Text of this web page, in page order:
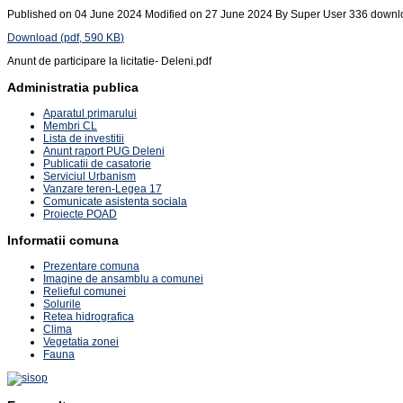
Published on 04 June 2024 Modified on 27 June 2024 By Super User 336
Download (pdf, 590 KB)
Anunt de participare la licitatie- Deleni.pdf
Administratia publica
Aparatul primarului
Membri CL
Lista de investitii
Anunt raport PUG Deleni
Publicatii de casatorie
Serviciul Urbanism
Vanzare teren-Legea 17
Comunicate asistenta sociala
Proiecte POAD
Informatii comuna
Prezentare comuna
Imagine de ansamblu a comunei
Relieful comunei
Solurile
Retea hidrografica
Clima
Vegetatia zonei
Fauna